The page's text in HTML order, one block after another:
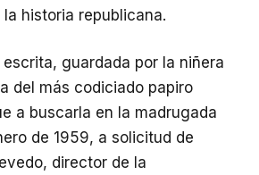
historia republicana.
guardada por la niñera
del más codiciado papiro
a buscarla en la madrugada
de 1959, a solicitud de
director de la